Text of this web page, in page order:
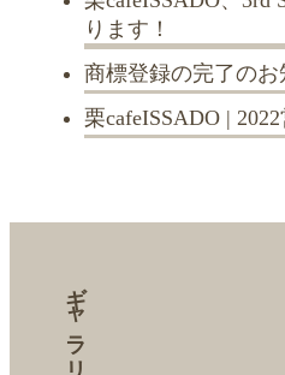
ります！
商標登録の完了のお
栗cafeISSADO |
ギャラリー